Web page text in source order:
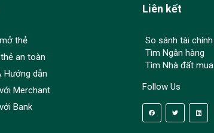
thẻ
an toàn
Hướng dẫn
Merchant
Bank
Liên kết
So sánh tài chính
Tìm Ngân hàng
Tìm Nhà đất mua
Follow Us